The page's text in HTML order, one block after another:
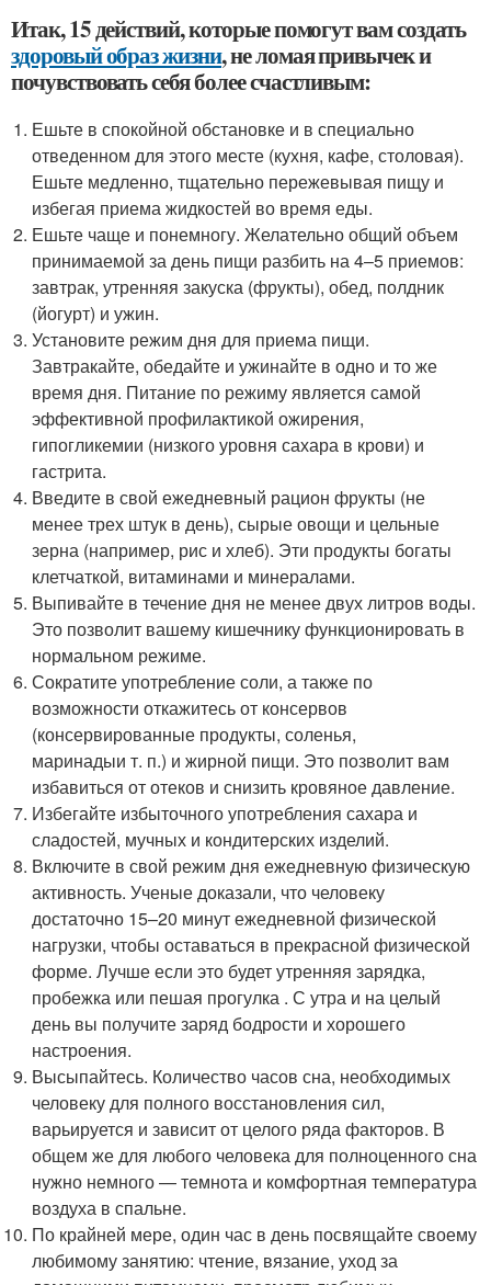
Итак, 15 действий, которые помогут вам создать
здоровый образ жизни, не ломая привычек и
почувствовать себя более счастливым:
Ешьте в спокойной обстановке и в специально
отведенном для этого месте (кухня, кафе, столовая).
Ешьте медленно, тщательно пережевывая пищу и
избегая приема жидкостей во время еды.
Ешьте чаще и понемногу. Желательно общий объем
принимаемой за день пищи разбить на 4–5 приемов:
завтрак, утренняя закуска (фрукты), обед, полдник
(йогурт) и ужин.
Установите режим дня для приема пищи.
Завтракайте, обедайте и ужинайте в одно и то же
время дня. Питание по режиму является самой
эффективной профилактикой ожирения,
гипогликемии (низкого уровня сахара в крови) и
гастрита.
Введите в свой ежедневный рацион фрукты (не
менее трех штук в день), сырые овощи и цельные
зерна (например, рис и хлеб). Эти продукты богаты
клетчаткой, витаминами и минералами.
Выпивайте в течение дня не менее двух литров воды.
Это позволит вашему кишечнику функционировать в
нормальном режиме.
Сократите употребление соли, а также по
возможности откажитесь от консервов
(консервированные продукты, соленья,
маринадыи т. п.) и жирной пищи. Это позволит вам
избавиться от отеков и снизить кровяное давление.
Избегайте избыточного употребления сахара и
сладостей, мучных и кондитерских изделий.
Включите в свой режим дня ежедневную физическую
активность. Ученые доказали, что человеку
достаточно 15–20 минут ежедневной физической
нагрузки, чтобы оставаться в прекрасной физической
форме. Лучше если это будет утренняя зарядка,
пробежка или пешая прогулка . С утра и на целый
день вы получите заряд бодрости и хорошего
настроения.
Высыпайтесь. Количество часов сна, необходимых
человеку для полного восстановления сил,
варьируется и зависит от целого ряда факторов. В
общем же для любого человека для полноценного сна
нужно немного — темнота и комфортная температура
воздуха в спальне.
По крайней мере, один час в день посвящайте своему
любимому занятию: чтение, вязание, уход за